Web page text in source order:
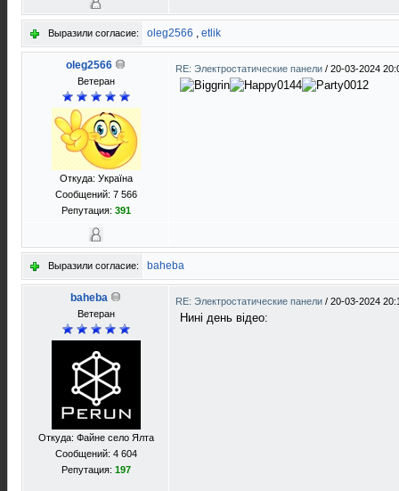
Выразили согласие: oleg2566 , etlik
oleg2566
Ветеран
Откуда: Україна
Сообщений: 7 566
Репутация: 391
RE: Электростатические панели / 20-03-2024
Выразили согласие: baheba
baheba
Ветеран
Откуда: Файне село Ялта
Сообщений: 4 604
Репутация: 197
RE: Электростатические панели / 20-03-2024
Нинi день вiдео: